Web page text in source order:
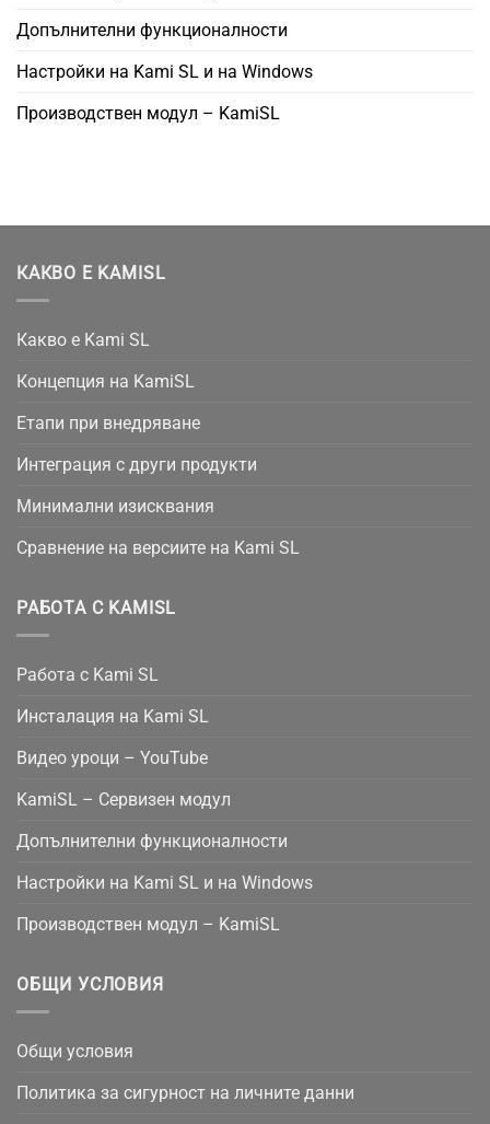
Допълнителни функционалности
Настройки на Kami SL и на Windows
Производствен модул – KamiSL
КАКВО Е KAMISL
Какво е Kami SL
Концепция на KamiSL
Етапи при внедряване
Интеграция с други продукти
Минимални изисквания
Сравнение на версиите на Kami SL
РАБОТА С KAMISL
Работа с Kami SL
Инсталация на Kami SL
Видео уроци – YouTube
KamiSL – Сервизен модул
Допълнителни функционалности
Настройки на Kami SL и на Windows
Производствен модул – KamiSL
ОБЩИ УСЛОВИЯ
Общи условия
Политика за сигурност на личните данни